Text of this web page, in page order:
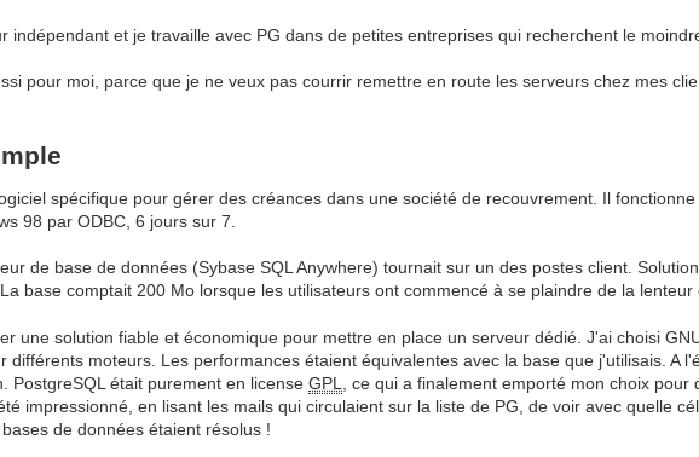
indépendant et je travaille avec PG dans de petites entreprises qui recherchent le
pour moi, parce que je ne veux pas courrir remettre en route les serveurs chez mes
spécifique pour gérer des créances dans une société de recouvrement. Il
98 par ODBC, 6 jours sur 7.
de base de données (Sybase SQL Anywhere) tournait sur un des postes client.
base comptait 200 Mo lorsque les utilisateurs ont commencé à se plaindre de la
une solution fiable et économique pour mettre en place un serveur dédié. J'ai choisi
différents moteurs. Les performances étaient équivalentes avec la base que j'utilisais. A
PostgreSQL était purement en license GPL
, ce qui a finalement emporté mon choix
impressionné, en lisant les mails qui circulaient sur la liste de PG, de voir avec quelle
de données étaient résolus !